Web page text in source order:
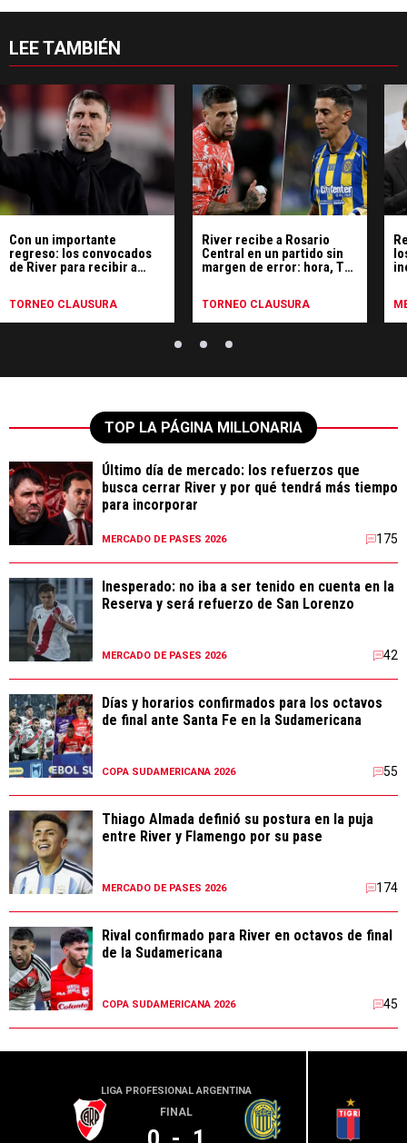
LEE TAMBIÉN
Con un importante
regreso: los convocados
de River para recibir a
TORNEO CLAUSURA
River recibe a Rosario
Central en un partido sin
margen de error: hora, TV,
TORNEO CLAUSURA
TOP LA PÁGINA MILLONARIA
Último día de mercado: los refuerzos que
busca cerrar River y por qué tendrá más tiempo
para incorporar
MERCADO DE PASES 2026 175
Inesperado: no iba a ser tenido en cuenta en la
Reserva y será refuerzo de San Lorenzo
MERCADO DE PASES 2026 42
Días y horarios confirmados para los octavos
de final ante Santa Fe en la Sudamericana
COPA SUDAMERICANA 2026 55
Thiago Almada definió su postura en la puja
entre River y Flamengo por su pase
MERCADO DE PASES 2026 174
Rival confirmado para River en octavos de final
de la Sudamericana
COPA SUDAMERICANA 2026 45
LIGA PROFESIONAL ARGENTINA
FINAL